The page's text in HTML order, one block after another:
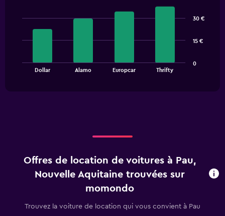
chart
The
chart
axis
Dollar Alamo Europcar Thrifty
0
15 €
30 €
Offres de location de voitures à Pau,
Nouvelle Aquitaine trouvées sur
momondo
Trouvez la voiture de location qui vous convient à Pau